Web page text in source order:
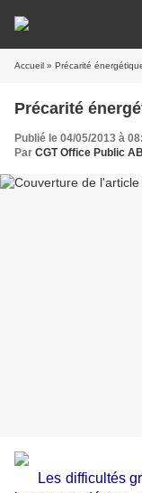
Accueil » Précarité
Précarité
Publié le 04/05/2013 à
Par CGT Office Public
Les difficultés